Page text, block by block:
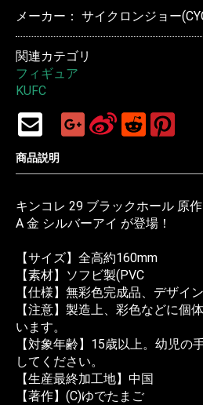
メーカー： サイクロンジョー
関連カテゴリ
フィギュア
KUFC
商品説明
キンコレ 29 ブラックホール 原
A 金 シルバーアイ が登場！
【サイズ】全高約160mm
【素材】ソフビ製(PVC
【仕様】無彩色完成品、デザイ
【注意】製造上、彩色などに個
います。
【対象年齢】15歳以上。幼児の
してください。
【生産最終加工地】中国
【著作】(C)ゆでたまご